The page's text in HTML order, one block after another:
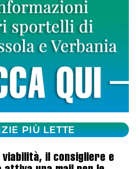
PIÙ LETTE
il consigliere e